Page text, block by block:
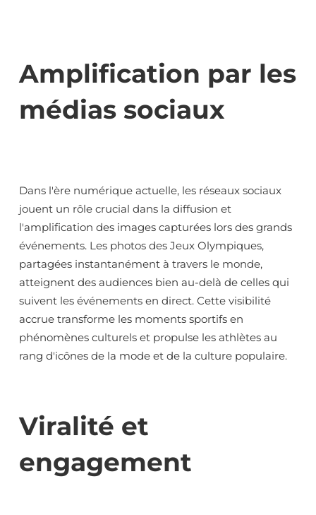
Amplification par les
médias sociaux
Dans l'ère numérique actuelle, les réseaux sociaux
jouent un rôle crucial dans la diffusion et
l'amplification des images capturées lors des grands
événements. Les photos des Jeux Olympiques,
partagées instantanément à travers le monde,
atteignent des audiences bien au-delà de celles qui
suivent les événements en direct. Cette visibilité
accrue transforme les moments sportifs en
phénomènes culturels et propulse les athlètes au
rang d'icônes de la mode et de la culture populaire.
Viralité et
engagement